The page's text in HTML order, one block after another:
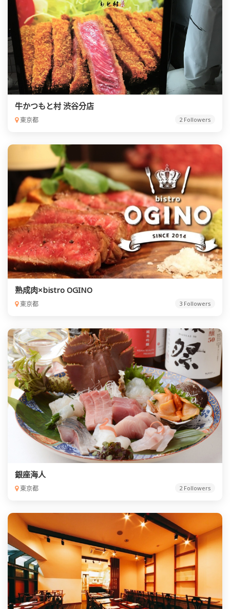
牛かつもと村 渋谷分店
東京都 2 Followers
熟成肉×bistro OGINO
東京都 3 Followers
銀座海人
東京都 2 Followers